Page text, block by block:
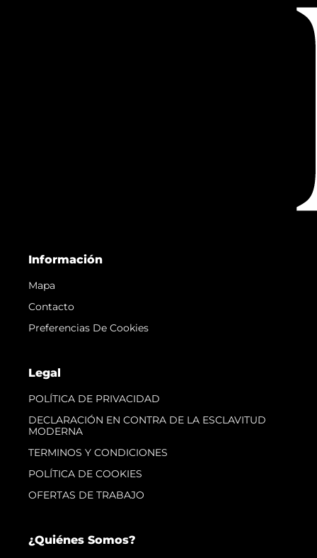
Información
Mapa
Contacto
Preferencias De Cookies
Legal
POLÍTICA DE PRIVACIDAD
DECLARACIÓN EN CONTRA DE LA ESCLAVITUD
MODERNA
TERMINOS Y CONDICIONES
POLÍTICA DE COOKIES
OFERTAS DE TRABAJO
¿Quiénes Somos?